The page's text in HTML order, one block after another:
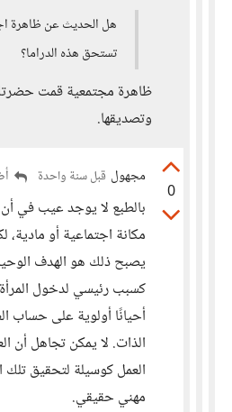
هل الحديث عن ظاهرة
تستحق هذه الدراما؟
ظاهرة مجتمعية قمت
وتصديقها.
0
مجهول قبل سنة واحدة
بالطبع لا يوجد عيب في
مكانة اجتماعية أو مادية،
يصبح ذلك هو الهدف
كسبب رئيسي لدخول
أحيانًا أولوية على حساب
الذات. لا يمكن تجاهل أن
العمل كوسيلة لتحقيق
مهني حقيقي.